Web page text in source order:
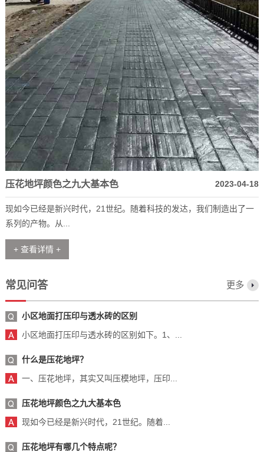
压花地坪颜色之九大基本色 2023-04-18
现如今已经是新兴时代，21世纪。随着科技的发达，我们制造出了一
系列的产物。从...
+ 查看详情 +
常见问答 更多
小区地面打压印与透水砖的区别
小区地面打压印与透水砖的区别如下。1、...
什么是压花地坪？
一、压花地坪，其实又叫压模地坪，压印...
压花地坪颜色之九大基本色
现如今已经是新兴时代，21世纪。随着...
压花地坪有哪几个特点呢？